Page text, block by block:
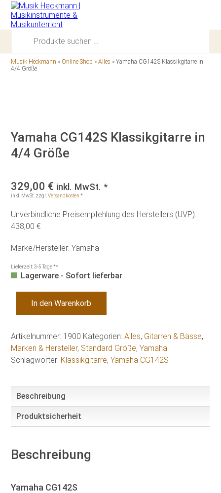
Musik Heckmann » Online Shop »Alles »Yamaha CG142S Klassikgitarre in
4/4 Größe
Yamaha CG142S Klassikgitarre in
4/4 Größe
329,00 € inkl. MwSt. *
inkl. MwSt. zzgl.Versandkosten *
Unverbindliche Preisempfehlung des Herstellers (UVP):
438,00 €
Marke/Hersteller: Yamaha
Lieferzeit:3-5 Tage **
Lagerware - Sofort lieferbar
CG142S
in
4/4
Größe
In den Warenkorb
Artikelnummer: 1900 Kategorien:Alles, Gitarren & Bässe,
Marken & Hersteller, Standard Größe,Yamaha
Schlagwörter: Klassikgitarre,Yamaha CG142S
Beschreibung
Produktsicherheit
Beschreibung
Yamaha CG142S